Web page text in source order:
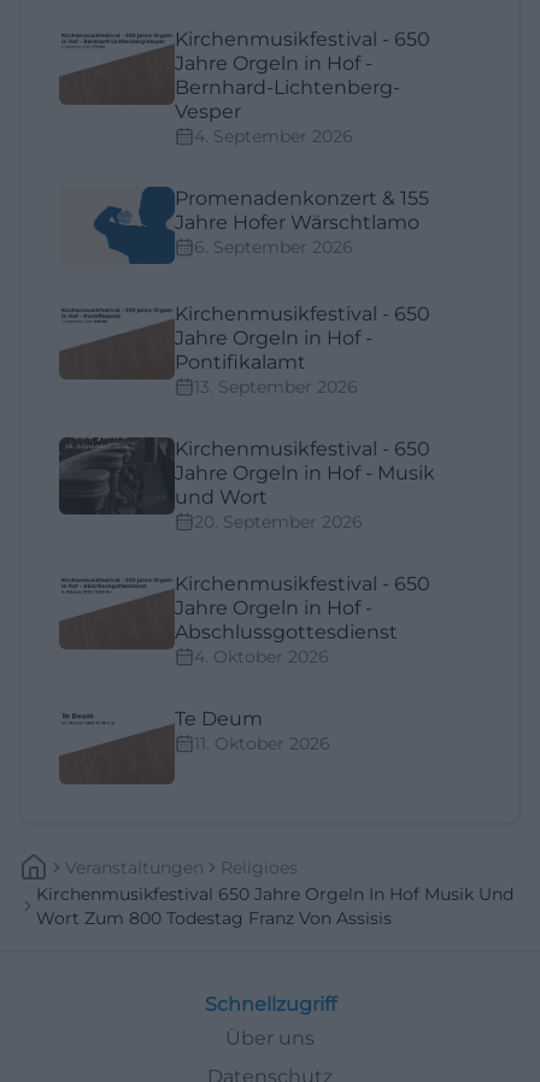
Kirchenmusikfestival - 650
Jahre Orgeln in Hof -
Bernhard-Lichtenberg-
Vesper
4. September 2026
Promenadenkonzert & 155
Jahre Hofer Wärschtlamo
6. September 2026
Kirchenmusikfestival - 650
Jahre Orgeln in Hof -
Pontifikalamt
13. September 2026
Kirchenmusikfestival - 650
Jahre Orgeln in Hof - Musik
und Wort
20. September 2026
Kirchenmusikfestival - 650
Jahre Orgeln in Hof -
Abschlussgottesdienst
4. Oktober 2026
Te Deum
11. Oktober 2026
Veranstaltungen
Religioes
Kirchenmusikfestival 650 Jahre Orgeln In Hof Musik Und
Wort Zum 800 Todestag Franz Von Assisis
Schnellzugriff
Über uns
Datenschutz